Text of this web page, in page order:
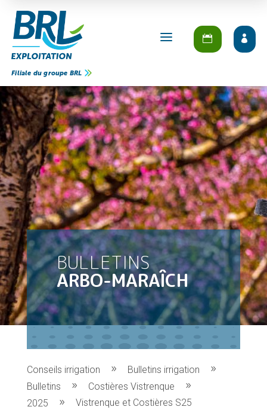
a
Filiale du groupe BRL
BULLETINS
ARBO-MARAÎCH
Conseils irrigation
Bulletins irrigation
Bulletins
Costières Vistrenque
2025
Vistrenque et Costières S25